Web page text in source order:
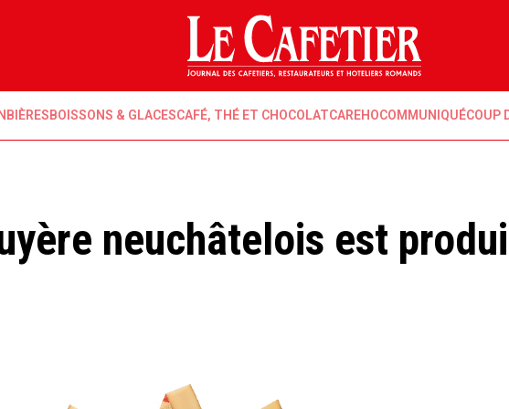
BIÈRESBOISSONS & GLACESCAFÉ, THÉ ET CHOCOLATCAREHOCOMMUNIQUÉCOUP
neuchâtelois est